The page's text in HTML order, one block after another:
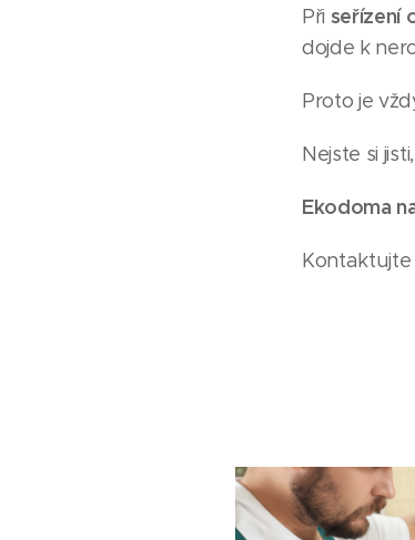
Při seřízení
dojde k
Proto je
Nejste si
Ekodoma
Kontaktujte